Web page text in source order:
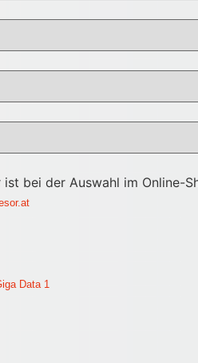
bei der Auswahl im Online-
Data 1